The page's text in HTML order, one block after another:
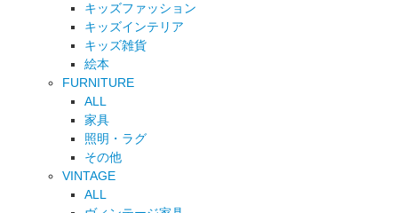
キッズファッション
キッズインテリア
キッズ雑貨
絵本
FURNITURE
ALL
家具
照明・ラグ
その他
VINTAGE
ALL